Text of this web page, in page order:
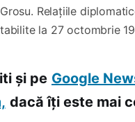
Relațiile
la 27 octombrie
și pe Google
dacă îți este mai